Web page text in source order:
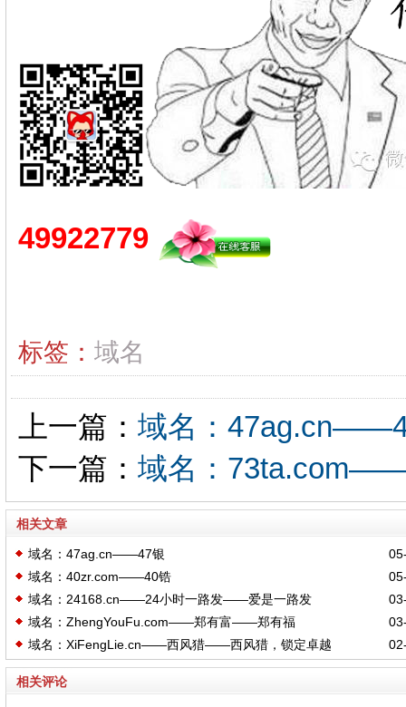
49922779
标签： 域名
上一篇： 域名：
下一篇： 域名：
相关文章
域名：47ag.cn——47银
域名：40zr.com——40锆
域名：24168.cn——24小时一路发——爱是一路发
域名：ZhengYouFu.com——郑有富——郑有福
域名：XiFengLie.cn——西风猎——西风猎，锁定卓越
相关评论